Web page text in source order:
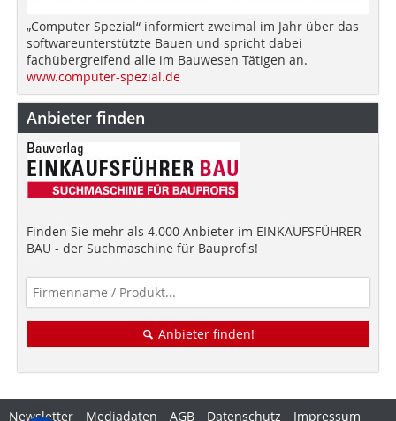
„Computer Spezial“ informiert zweimal im Jahr über das
softwareunterstützte Bauen und spricht dabei
fachübergreifend alle im Bauwesen Tätigen an.
www.computer-spezial.de
Anbieter finden
Finden Sie mehr als 4.000 Anbieter im EINKAUFSFÜHRER
BAU - der Suchmaschine für Bauprofis!
Anbieter finden!
Newsletter Mediadaten AGB Datenschutz Impressum